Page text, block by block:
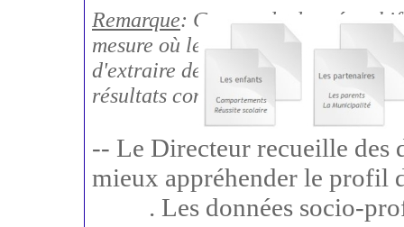
Remarque: Ce type de données
mesure où les corpus d'élèves
d'extraire des
tendances stables.
résultats contradictoires d'une
-- Le Directeur recueille des
mieux appréhender le profil
. Les données socio-